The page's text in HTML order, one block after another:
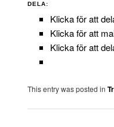
DELA:
Klicka för att
Klicka för att
Klicka för att
This entry was posted in